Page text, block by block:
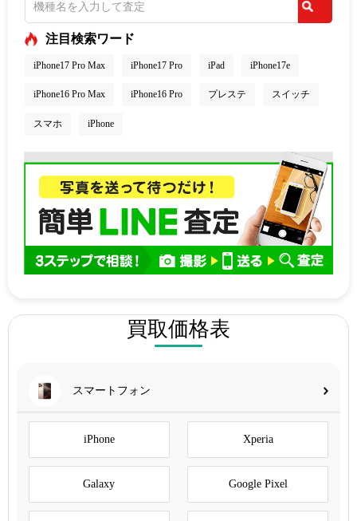
注目検索ワード
iPhone17 Pro Max iPhone17 Pro iPad iPhone17e
iPhone16 Pro Max iPhone16 Pro プレステ スイッチ
スマホ iPhone
買取価格表
スマートフォン
iPhone Xperia
Galaxy Google Pixel